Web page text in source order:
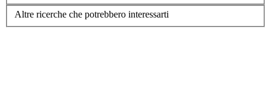
Altre ricerche che potrebbero interessarti